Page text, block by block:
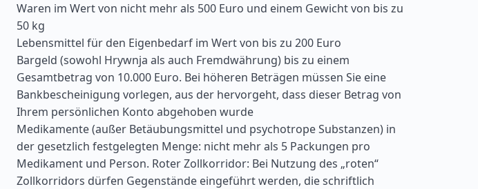
Waren im Wert von nicht mehr als 500 Euro und einem Gewicht von bis zu
50 kg
Lebensmittel für den Eigenbedarf im Wert von bis zu 200 Euro
Bargeld (sowohl Hrywnja als auch Fremdwährung) bis zu einem
Gesamtbetrag von 10.000 Euro. Bei höheren Beträgen müssen Sie eine
Bankbescheinigung vorlegen, aus der hervorgeht, dass dieser Betrag von
Ihrem persönlichen Konto abgehoben wurde
Medikamente (außer Betäubungsmittel und psychotrope Substanzen) in
der gesetzlich festgelegten Menge: nicht mehr als 5 Packungen pro
Medikament und Person. Roter Zollkorridor: Bei Nutzung des „roten“
Zollkorridors dürfen Gegenstände eingeführt werden, die schriftlich